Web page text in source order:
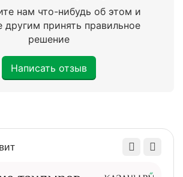
нам что-нибудь об этом и
другим принять правильное
решение
Написать отзыв